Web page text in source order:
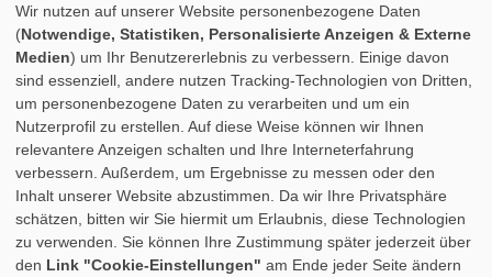
Wir nutzen auf unserer Website personenbezogene Daten
(Notwendige, Statistiken, Personalisierte Anzeigen & Externe
Medien) um Ihr Benutzererlebnis zu verbessern. Einige davon
sind essenziell, andere nutzen Tracking-Technologien von Dritten,
um personenbezogene Daten zu verarbeiten und um ein
Nutzerprofil zu erstellen. Auf diese Weise können wir Ihnen
relevantere Anzeigen schalten und Ihre Interneterfahrung
verbessern. Außerdem, um Ergebnisse zu messen oder den
Inhalt unserer Website abzustimmen. Da wir Ihre Privatsphäre
schätzen, bitten wir Sie hiermit um Erlaubnis, diese Technologien
zu verwenden. Sie können Ihre Zustimmung später jederzeit über
den Link "Cookie-Einstellungen" am Ende jeder Seite ändern